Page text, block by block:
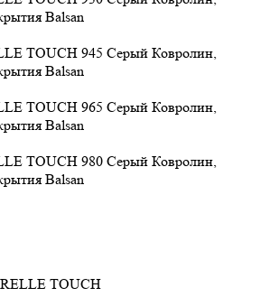
TOUCH